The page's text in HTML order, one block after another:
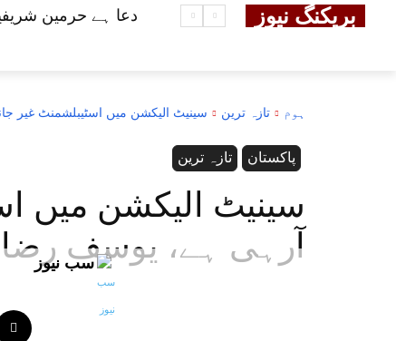
بریکنگ نیوز دعا ہے حرمین
ہوم تازہ ترین سینیٹ الیکشن میں اسٹیبلشمنٹ غیر
تازہ ترین پاکستان
سینیٹ الیکشن میں
آرہی ہے، یوسف رضا
سب نیوز